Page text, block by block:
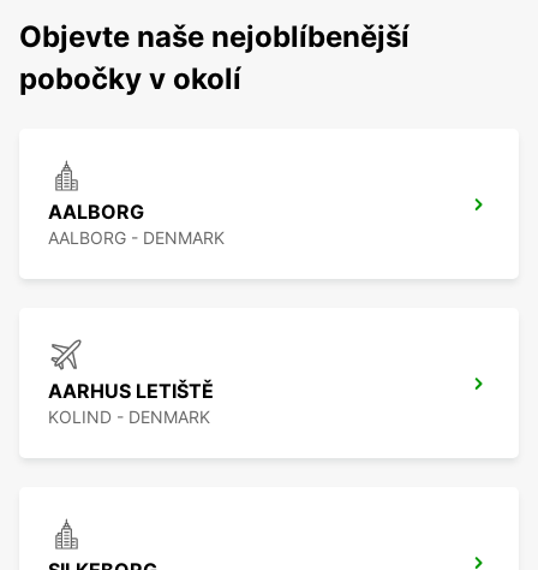
Objevte naše nejoblíbenější
pobočky v okolí
AALBORG
AALBORG - DENMARK
AARHUS LETIŠTĚ
KOLIND - DENMARK